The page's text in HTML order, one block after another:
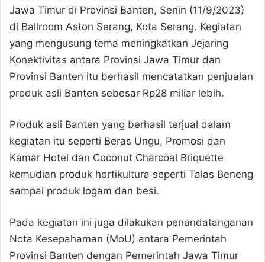
Jawa Timur di Provinsi Banten, Senin (11/9/2023)
di Ballroom Aston Serang, Kota Serang. Kegiatan
yang mengusung tema meningkatkan Jejaring
Konektivitas antara Provinsi Jawa Timur dan
Provinsi Banten itu berhasil mencatatkan penjualan
produk asli Banten sebesar Rp28 miliar lebih.
Produk asli Banten yang berhasil terjual dalam
kegiatan itu seperti Beras Ungu, Promosi dan
Kamar Hotel dan Coconut Charcoal Briquette
kemudian produk hortikultura seperti Talas Beneng
sampai produk logam dan besi.
Pada kegiatan ini juga dilakukan penandatanganan
Nota Kesepahaman (MoU) antara Pemerintah
Provinsi Banten dengan Pemerintah Jawa Timur